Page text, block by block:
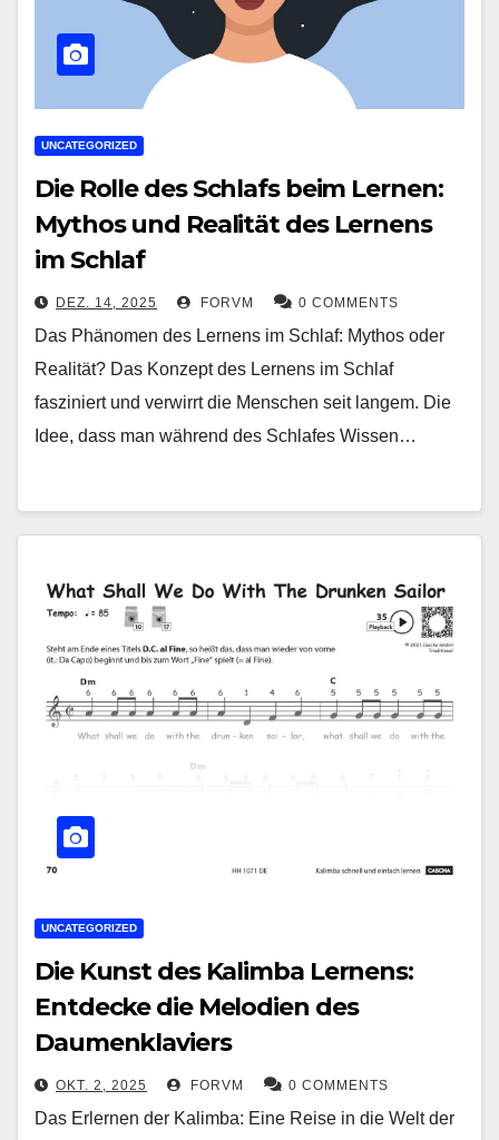
UNCATEGORIZED
Die Rolle des Schlafs beim Lernen:
Mythos und Realität des Lernens
im Schlaf
DEZ. 14, 2025 FORVM 0 COMMENTS
Das Phänomen des Lernens im Schlaf: Mythos oder
Realität? Das Konzept des Lernens im Schlaf
fasziniert und verwirrt die Menschen seit langem. Die
Idee, dass man während des Schlafes Wissen…
UNCATEGORIZED
Die Kunst des Kalimba Lernens:
Entdecke die Melodien des
Daumenklaviers
OKT. 2, 2025 FORVM 0 COMMENTS
Das Erlernen der Kalimba: Eine Reise in die Welt der